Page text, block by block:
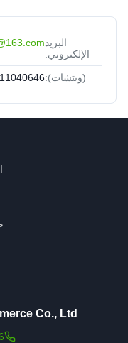
البريد
الإلكتروني:
(ويتشات):
Co., Ltd.